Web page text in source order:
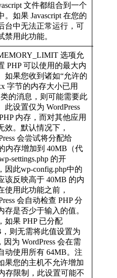
文件都组合到一个
。如果 Javascript 在您的
台中无法正常运行，可
禁用此功能。
选项允
PHP 可以使用的最大内
如果您收到诸如“允许的
字节的内存大小已用
的消息，则可能需要此
此设置仅为 WordPress
内存，而对其他应用
效。默认情况下，
会尝试将分配给
内存增加到 40MB（代
settings.php 的开
因此wp-config.php中的
该反映高于 40MB 的内
使用此功能之前，
会自动检查 PHP 分
存是否少于输入的值。
如果 PHP 已分配
则无需将此值设置为
因为 WordPress 会在需
动使用所有 64MB。注
果您的主机不允许增加
存限制，此设置可能不